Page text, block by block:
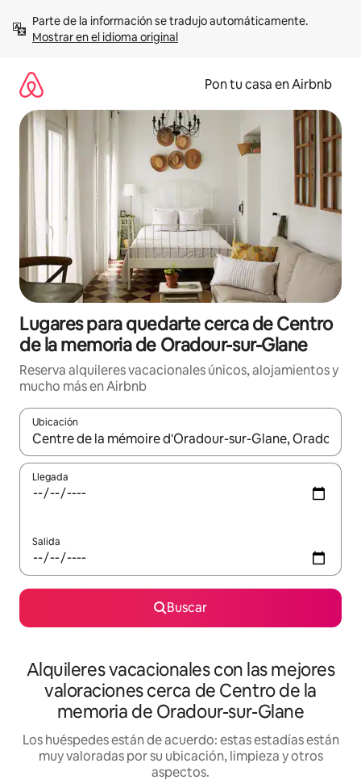
contenidoMostrar en el idioma original
Pon tu casa en Airbnb
Lugares para quedarte cerca de Centro
de la memoria de Oradour-sur-Glane
Reserva alquileres vacacionales únicos, alojamientos y
mucho más en Airbnb
Ubicación
Cuando los resultados estén disponibles, navega con las
Llegada
Salida
Buscar
Alquileres vacacionales con las mejores
valoraciones cerca de Centro de la
memoria de Oradour-sur-Glane
Los huéspedes están de acuerdo: estas estadías están
muy valoradas por su ubicación, limpieza y otros
aspectos.